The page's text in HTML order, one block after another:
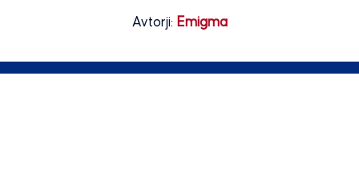
Avtorji: Emigma